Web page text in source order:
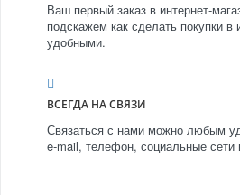
Ваш первый заказ в интернет-
подскажем как сделать покупки в
удобными.
ВСЕГДА НА СВЯЗИ
Связаться с нами можно любым
e-mail, телефон, социальные